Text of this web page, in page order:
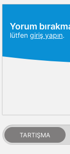
Yorum
lütfen giriş yapın.
TARTIŞMA